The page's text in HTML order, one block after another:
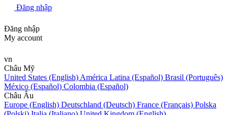
Đăng nhập
Đăng nhập
My account
vn
Châu Mỹ
United States (English) América Latina (Español) Brasil (Português)
México (Español) Colombia (Español)
Châu Âu
Europe (English) Deutschland (Deutsch) France (Français) Polska